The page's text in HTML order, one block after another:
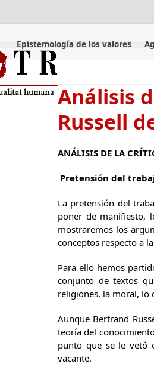
Epistemología de los valores
Análisis
Russell
ANÁLISIS DE LA
Pretensión del
La pretensión del
poner de manifiesto,
mostraremos los
conceptos respecto a
Para ello hemos
conjunto de textos
religiones, la moral, lo
Aunque Bertrand
teoría del
punto que se le vetó
vacante.